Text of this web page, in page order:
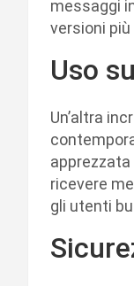
messaggi
versioni
Uso
Un’altra
ricevere
gli utenti